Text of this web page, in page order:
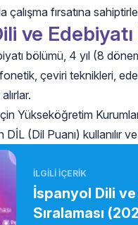
çalışma fırsatına
ve
bölümü, 4 yıl (8
çeviri teknikleri,
Yükseköğretim
(Dil Puanı) kullanılır
İLGİLİ İÇERİK
İspanyol Dili ve
Sıralaması